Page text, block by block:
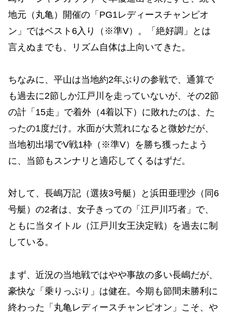
地元（丸亀）開催の「PG1レディースチャンピオ
ン」ではベスト6入り（※準V）。「絶好調」とは
言えぬまでも、リズム自体は上向いてきた。
ちなみに、平山は当地約2年ぶりの参戦で、通算で
も過去に2節しか江戸川を走っていないが、その2節
の計「15走」で着外（4着以下）に敗れたのは、た
ったの1度だけ。水面が大荒れになると微妙だが、
当地初出場でV戦1枠（※準V）を勝ち獲ったよう
に、当節もスンナリと適応してくるはずだ。
対して、長嶋万記（選抜3号艇）と浜田亜理沙（同6
号艇）の2者は、女子きっての「江戸川巧者」で、
ともに当タイトル（江戸川女王決定戦）を過去に制
している。
まず、近況の当地戦ではやや事故の多い長嶋だが、
豪快な「乗りっぷり」は健在。今期も節間未勝利に
終わった「丸亀レディースチャンピオン」こそ、や